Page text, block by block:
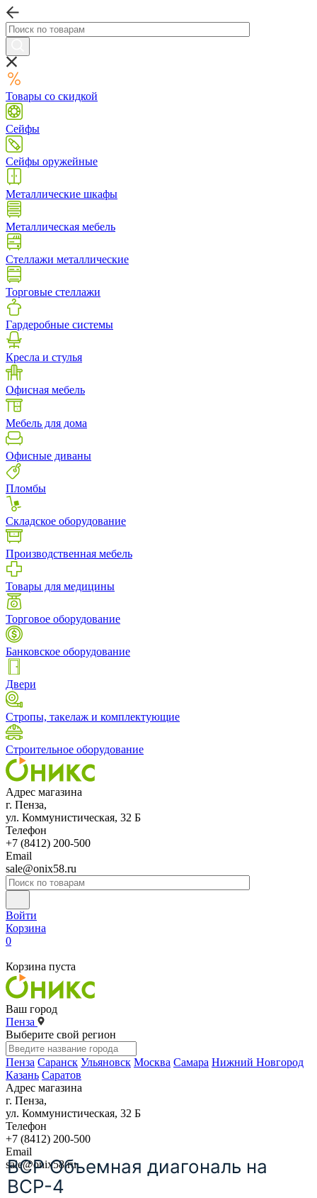
Товары со скидкой
Сейфы
Сейфы оружейные
Металлические шкафы
Металлическая мебель
Стеллажи металлические
Торговые стеллажи
Гардеробные системы
Кресла и стулья
Офисная мебель
Мебель для дома
Офисные диваны
Пломбы
Складское оборудование
Производственная мебель
Товары для медицины
Торговое оборудование
Банковское оборудование
Двери
Стропы, такелаж и комплектующие
Строительное оборудование
Адрес магазина
г. Пенза,
ул. Коммунистическая, 32 Б
Телефон
+7 (8412) 200-500
Email
sale@onix58.ru
Войти
Корзина
0
Корзина пуста
Ваш город
Пенза
Выберите свой регион
Пенза Саранск Ульяновск Москва Самара Нижний Новгород
Казань Саратов
Адрес магазина
г. Пенза,
ул. Коммунистическая, 32 Б
Телефон
+7 (8412) 200-500
Email
sale@onix58.ru
ВСР Объемная диагональ на
ВСР-4